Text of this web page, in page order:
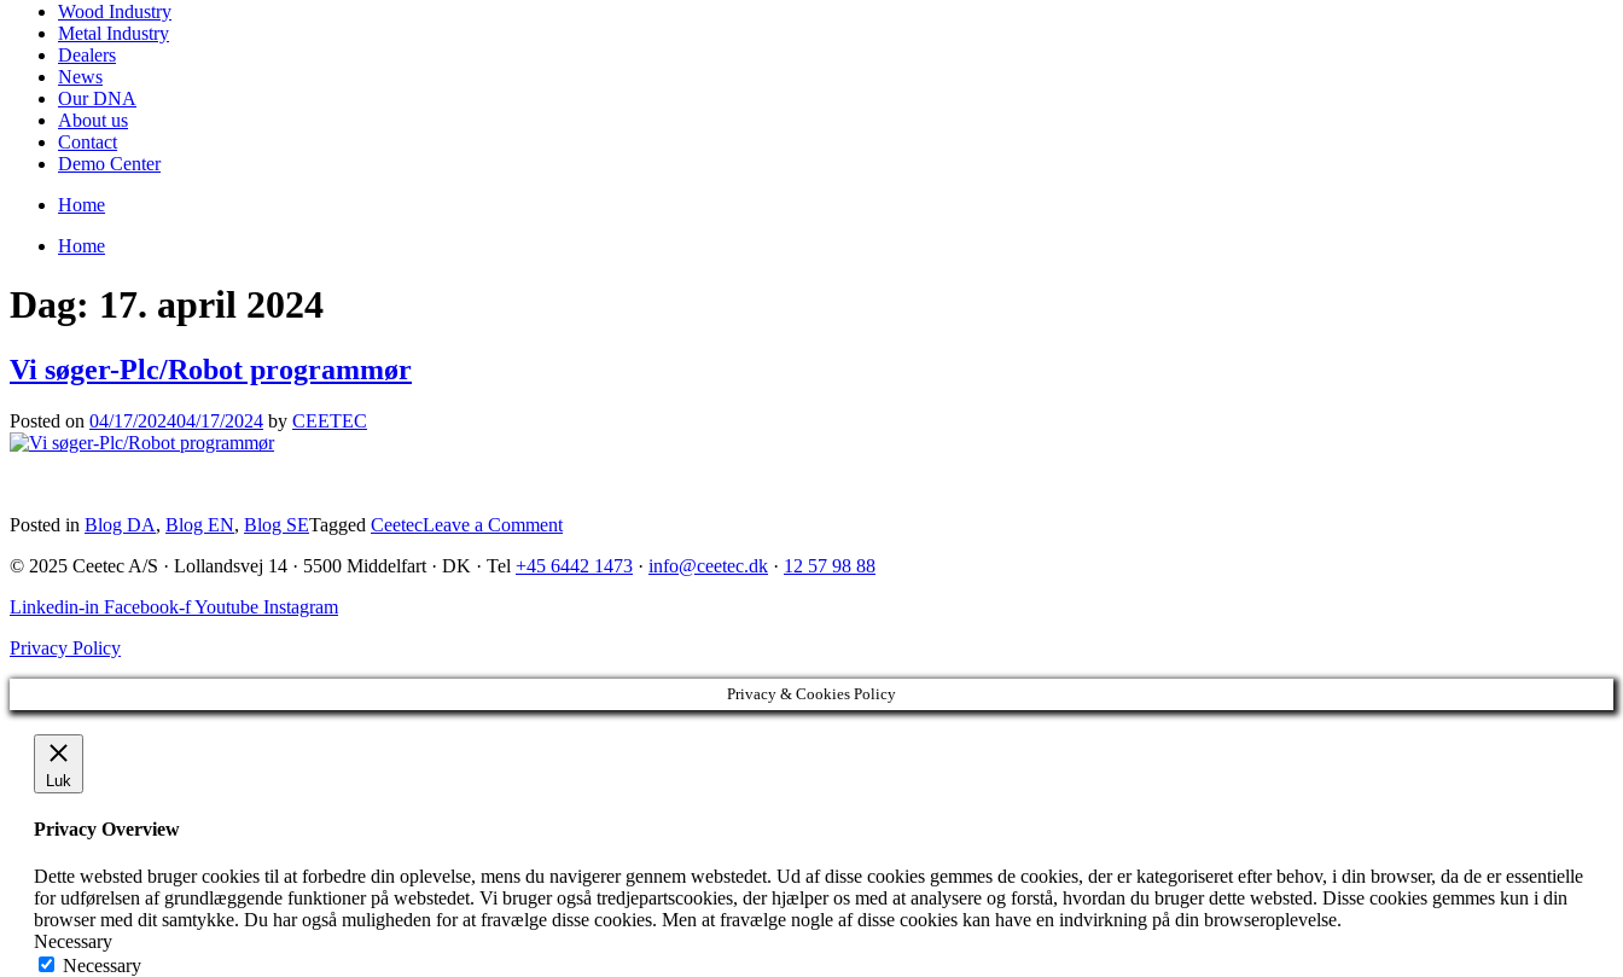
Wood Industry
Metal Industry
Dealers
News
Our DNA
About us
Contact
Demo Center
Home
Home
Dag: 17. april 2024
Vi søger-Plc/Robot programmør
Posted on 04/17/202404/17/2024 by CEETEC
Posted in Blog DA, Blog EN, Blog SETagged CeetecLeave a Commenton
søger-
© 2025 Ceetec A/S · Lollandsvej 14 · 5500 Middelfart · DK · Tel +45 6442 1473 · info@ceetec.dk · 12 57 98 88
Linkedin-in Facebook-fYoutube Instagram
Privacy Policy
Privacy & Cookies Policy
Luk
Privacy Overview
Dette websted bruger cookies til at forbedre din oplevelse, mens du navigerer gennem webstedet. Ud af disse cookies gemmes de cookies, der er kategoriseret efter behov, i din browser, da de er essentielle
for udførelsen af ​​grundlæggende funktioner på webstedet. Vi bruger også tredjepartscookies, der hjælper os med at analysere og forstå, hvordan du bruger dette websted. Disse cookies gemmes kun i din
browser med dit samtykke. Du har også muligheden for at fravælge disse cookies. Men at fravælge nogle af disse cookies kan have en indvirkning på din browseroplevelse.
Necessary
Necessary